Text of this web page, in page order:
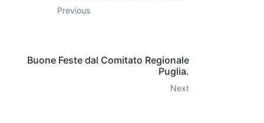
Previous
Buone Feste dal Comitato Regionale
Puglia.
Next